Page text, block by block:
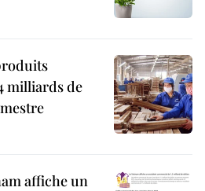
milliards de
affiche un